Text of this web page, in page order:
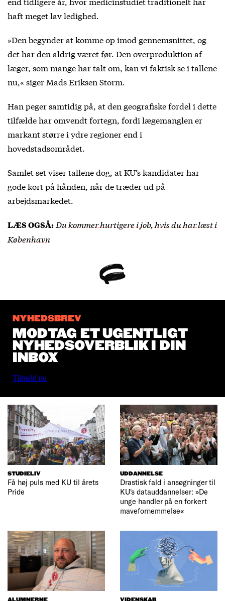
haft meget lav ledighed.
»Den begynder at komme op imod gennemsnittet, og
det har den aldrig været før. Den overproduktion af
læger, som mange har talt om, kan vi faktisk se i tallene
nu,« siger Mads Eriksen Storm.
Han peger samtidig på, at den geografiske fordel i dette
tilfælde har omvendt fortegn, fordi lægemanglen er
markant større i ydre regioner end i
hovedstadsområdet.
Samlet set viser tallene dog, at KU’s kandidater har
gode kort på hånden, når de træder ud på
arbejdsmarkedet.
LÆS OGSÅ: Du kommer hurtigere i job, hvis du har læst i
København
NYHEDSBREV
MODTAG ET UGENTLIGT
NYHEDSOVERBLIK I DIN
INBOX
Tilmeld nu
STUDIELIV
Få høj puls med KU til årets
Pride
UDDANNELSE
Drastisk fald i ansøgninger til
KU's datauddannelser: »De
unge handler på en forkert
mavefornemmelse«